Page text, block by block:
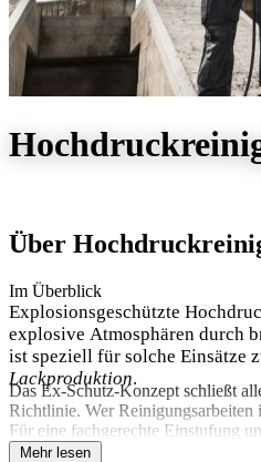
Über
Im Überblick
Explosionsgeschützte
explosive Atmosphären durch
ist speziell für solche Einsätze
Lackproduktion.
Das Ex-Schutz-Konzept schließt
Richtlinie. Wer Reinigungsarbeiten
Für eine fachgerechte Einstufung
Mehr lesen